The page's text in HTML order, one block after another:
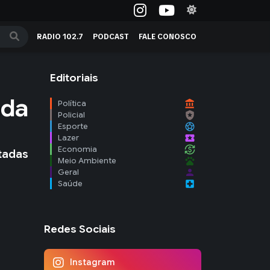
RADIO 102.7 PODCAST FALE CONOSCO
Editoriais
Política account_balance
Policial local_police
Esporte sports_soccer
Lazer local_activity
Economia currency_exchange
Meio Ambiente pets
Geral person
Saúde local_hospital
Redes Sociais
Instagram